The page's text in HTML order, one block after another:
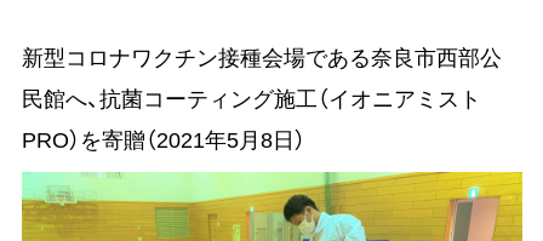
新型コロナワクチン接種会場である奈良市西部公
民館へ、抗菌コーティング施工（イオニアミスト
PRO）を寄贈（2021年5月8日）